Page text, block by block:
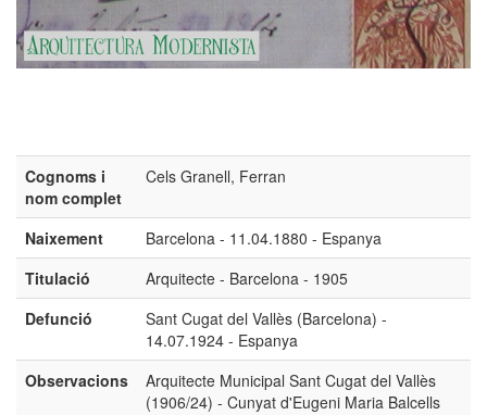
Cognoms i
nom complet
Cels Granell, Ferran
Naixement
Barcelona - 11.04.1880 - Espanya
Titulació
Arquitecte - Barcelona - 1905
Defunció
Sant Cugat del Vallès (Barcelona) -
14.07.1924 - Espanya
Observacions
Arquitecte Municipal Sant Cugat del Vallès
(1906/24) - Cunyat d'Eugeni Maria Balcells